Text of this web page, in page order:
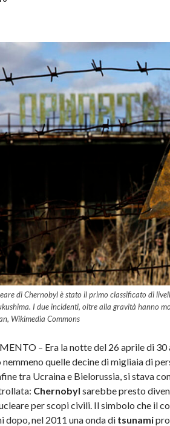
di Chernobyl è stato il primo classificato di
I due incidenti, oltre alla gravità hanno
Wikimedia Commons
– Era la notte del 26 aprile di 30
nemmeno quelle decine di migliaia di
tra Ucraina e Bielorussia, si stava
Chernobyl sarebbe presto
per scopi civili. Il simbolo che il
dopo, nel 2011 una onda di tsunami